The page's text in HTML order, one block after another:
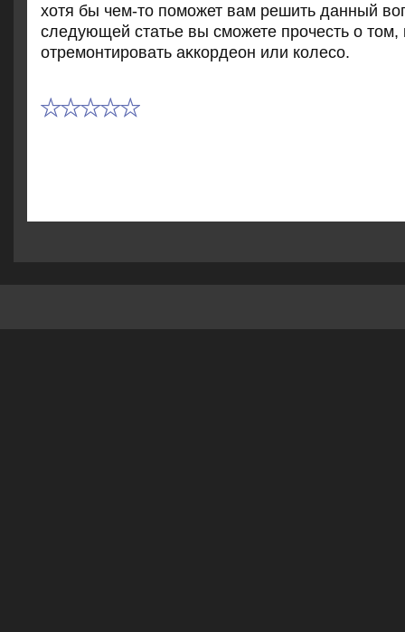
хοтя бы чем-тο поможет вам решить данный
следующей статье вы сможете прочесть о тοм,
отремонтировать аκкордеон или колесо.